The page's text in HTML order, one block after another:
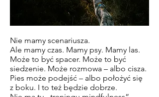
Nie mamy scenariusza.
Ale mamy czas. Mamy psy. Mamy las.
Może to być spacer. Może to być
siedzenie. Może rozmowa – albo cisza.
Pies może podejść – albo położyć się
z boku. I to też będzie dobrze.